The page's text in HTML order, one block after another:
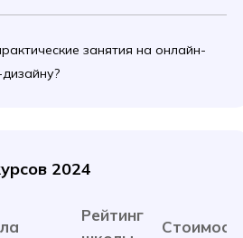
занятия на онлайн-
2024
Рейтинг